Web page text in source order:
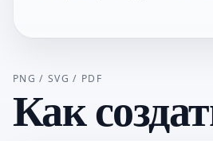
PNG / SVG / PDF
Как